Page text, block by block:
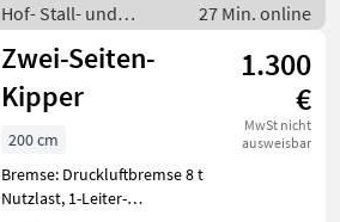
Hof- Stall- und
Weidetechnik /
Stalltechnik
27 Min. online
Zwei-Seiten-
Kipper
1.300
€
MwSt nicht
ausweisbar
200 cm
Bremse: Druckluftbremse 8 t
Nutzlast, 1-Leiter-